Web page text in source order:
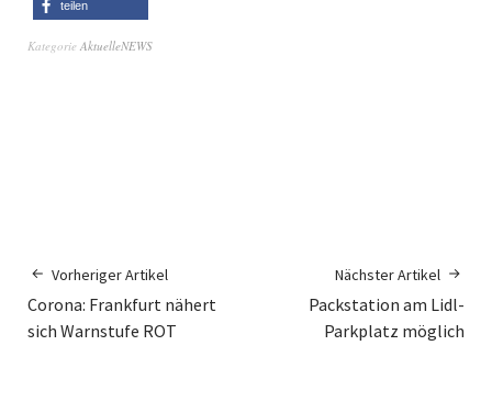
teilen
Kategorie AktuelleNEWS
Vorheriger Artikel
Corona: Frankfurt nähert
sich Warnstufe ROT
Nächster Artikel
Packstation am Lidl-
Parkplatz möglich